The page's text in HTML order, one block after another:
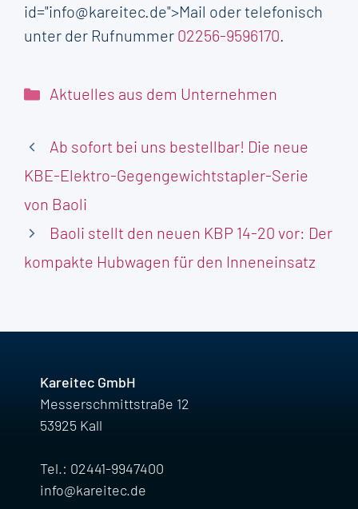
id="info@kareitec.de">Mail oder telefonisch
unter der Rufnummer 02256-9596170.
Kategorien
Aktuelles aus dem Unternehmen
Ab sofort bei uns bestellbar! Die neue
KBE-Elektro-Gegengewichtstapler-Serie
von Baoli
Baoli stellt den neuen KBP 14-20 vor: Der
kompakte Hubwagen für den Inneneinsatz
Kareitec GmbH
Messerschmittstraße 12
53925 Kall
Tel.: 02441-9947400
info@kareitec.de